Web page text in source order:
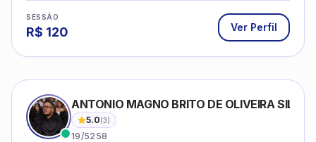
SESSÃO
R$ 120 Ver Perfil
ANTONIO MAGNO BRITO DE OLIVEIRA SILVA
5.0(3)
19/5258